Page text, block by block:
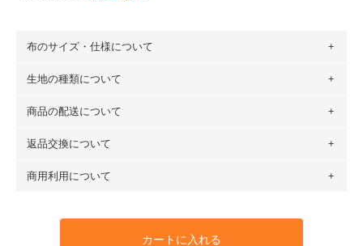
布のサイズ・仕様について
布の長さは50cm単位での販売になります。
場合 → 購入数量「7」
生地の種類について
・現在、すべてのデザインのプリントに使用している生地は
ットン（ダブルガーゼ）・100％コットン（ローン）・コッ
トンリネン（ビエラ織）・100％コットン（ツイル）・
100％コットン（キャンバス・11号帆布）です。
生地見本サンプル（無料）を購入する
商品の配送について
・ネコポスでの配送は、布は2mまで型紙は2個までとなりま
も送料の表示が600円となり宅急便での配送となります。
となります。
※万が一、検品時に不備が見つかった場合は、4～5営業日後
返品交換について
・布はご注文後に注文数量のみをプリントするため、
購入後
や用尺をお間違えのないようお願いします。思っていた色味
と違う、などの理由での返品は承れません。予めご了承くだ
商用利用について
カートに入れる